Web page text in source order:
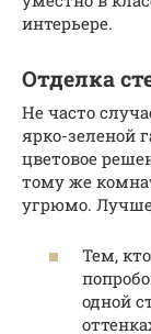
интерьере.
Отделка
Не часто
ярко-зеленой
цветовое
тому же
угрюмо. Лучше
Тем,
одной